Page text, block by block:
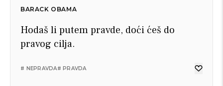
BARACK OBAMA
Hodaš li putem pravde, doći ćeš do
pravog cilja.
# NEPRAVDA# PRAVDA